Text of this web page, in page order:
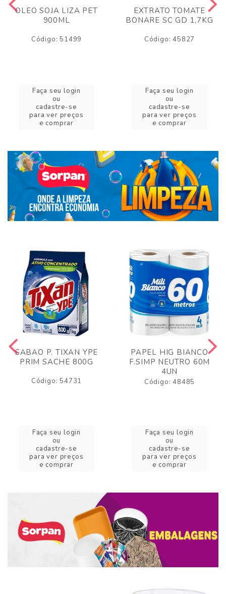
OLEO SOJA LIZA PET
900ML
Código: 51499
Faça seu login
ou
cadastre-se
para ver preços
e comprar
EXTRATO TOMATE
BONARE SC GD 1,7KG
Código: 45827
Faça seu login
ou
cadastre-se
para ver preços
e comprar
SABAO P. TIXAN YPE
PRIM SACHE 800G
Código: 54731
Faça seu login
ou
cadastre-se
para ver preços
e comprar
PAPEL HIG BIANCO
F.SIMP NEUTRO 60M
4UN
Código: 48485
Faça seu login
ou
cadastre-se
para ver preços
e comprar